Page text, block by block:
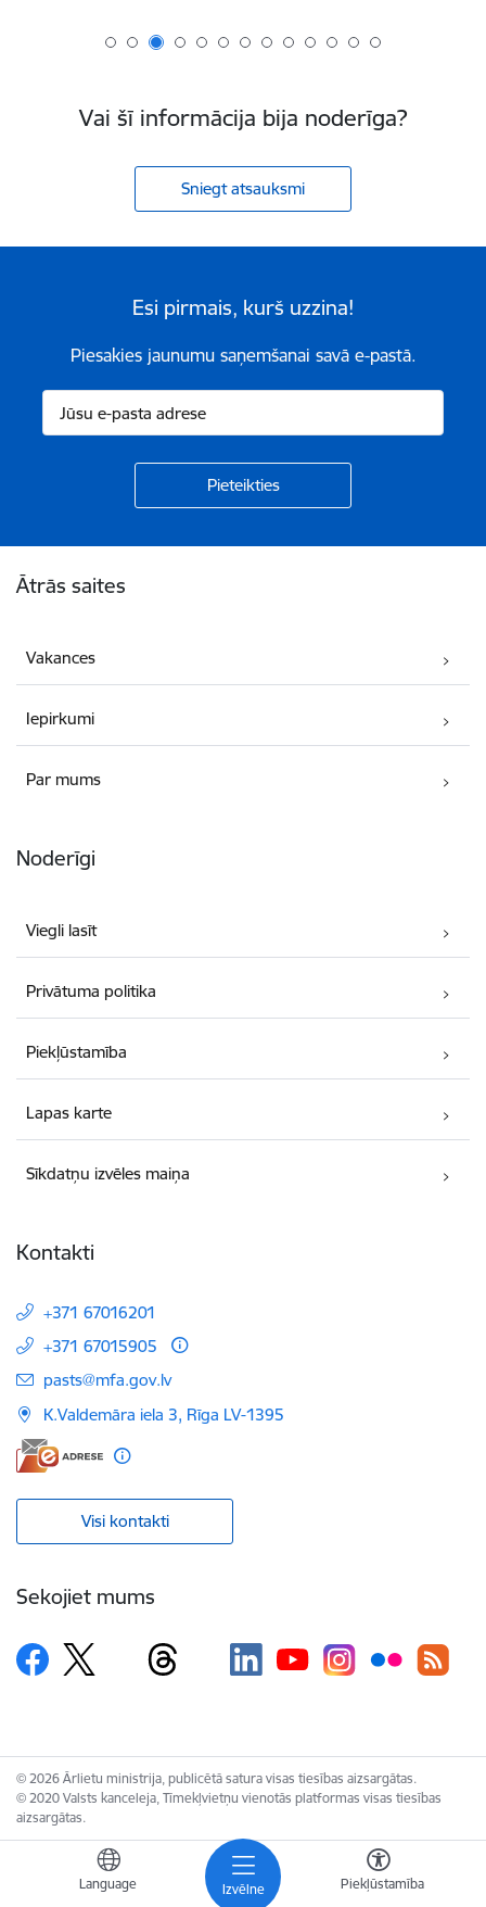
Izvēlne
Language Piekļūstamība
Vai šī informācija bija noderīga?
Sniegt atsauksmi
Esi pirmais, kurš uzzina!
Piesakies jaunumu saņemšanai savā e-pastā.
Ātrās saites
Vakances
Iepirkumi
Par mums
Noderīgi
Viegli lasīt
Privātuma politika
Piekļūstamība
Lapas karte
Sīkdatņu izvēles maiņa
Kontakti
+371 67016201
+371 67015905
E-pasts:
pasts@mfa.gov.lv
K.Valdemāra iela 3, Rīga LV-1395
Visi kontakti
Sekojiet mums
© 2026 Ārlietu ministrija, publicētā satura visas tiesības aizsargātas.
© 2020 Valsts kanceleja, Tīmekļvietņu vienotās platformas visas tiesības
aizsargātas.